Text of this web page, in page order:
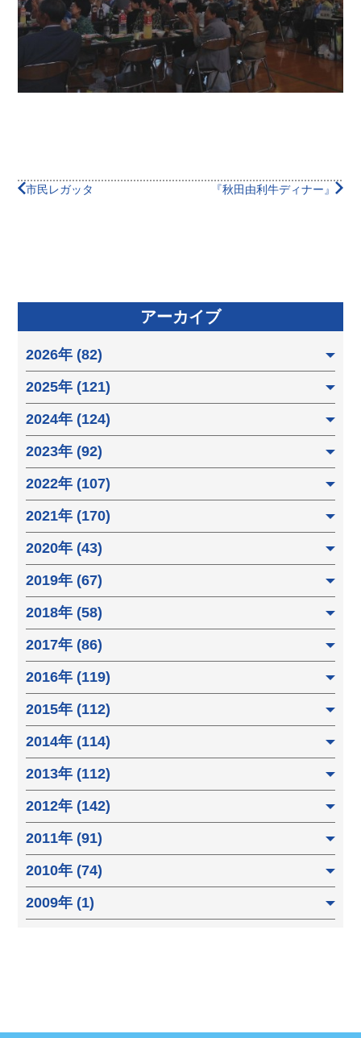
市民レガッタ 『秋田由利牛ディナー』
アーカイブ
2026年 (82)
2025年 (121)
2024年 (124)
2023年 (92)
2022年 (107)
2021年 (170)
2020年 (43)
2019年 (67)
2018年 (58)
2017年 (86)
2016年 (119)
2015年 (112)
2014年 (114)
2013年 (112)
2012年 (142)
2011年 (91)
2010年 (74)
2009年 (1)